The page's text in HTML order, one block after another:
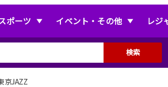
ポーツ イベント・その他 レジ
検索
JAZZ